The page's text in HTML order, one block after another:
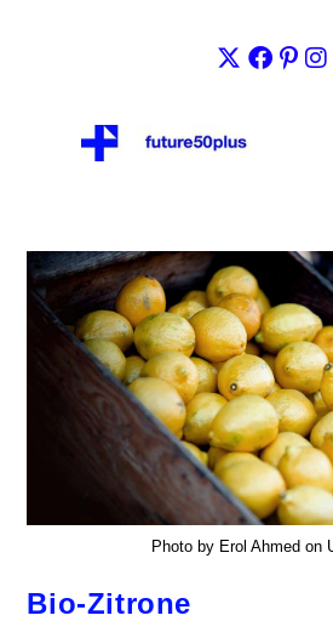
Photo by Erol Ahmed on
Bio-Zitrone